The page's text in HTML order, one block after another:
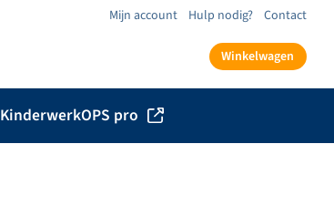
Mijn account Hulp nodig? Contact
Winkelwagen
KinderwerkOPS pro